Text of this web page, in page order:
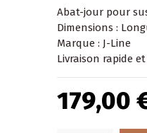
Abat-jour pour
Dimensions :
Marque : J-Line
Livraison rapide
179,00